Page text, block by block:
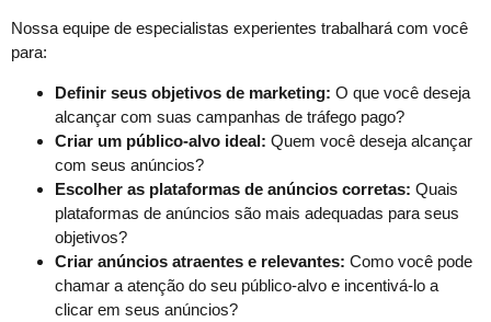
Nossa equipe de especialistas experientes trabalhará com você
para:
Definir seus objetivos de marketing: O que você deseja
alcançar com suas campanhas de tráfego pago?
Criar um público-alvo ideal: Quem você deseja alcançar
com seus anúncios?
Escolher as plataformas de anúncios corretas: Quais
plataformas de anúncios são mais adequadas para seus
objetivos?
Criar anúncios atraentes e relevantes: Como você pode
chamar a atenção do seu público-alvo e incentivá-lo a
clicar em seus anúncios?